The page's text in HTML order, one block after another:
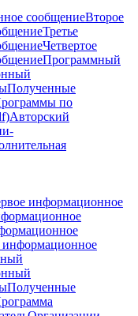
сообщениеВторое
Третье
Четвертое
Программный
Полученные
по
Авторский
информационное
информационное
Полученные